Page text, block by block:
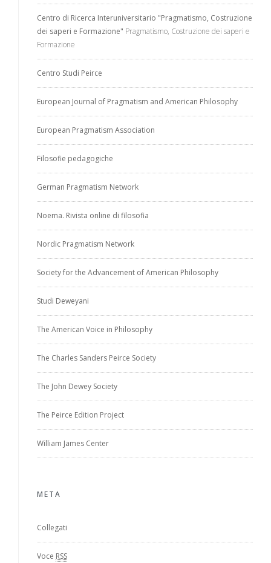
Centro di Ricerca Interuniversitario "Pragmatismo, Costruzione
dei saperi e Formazione" Pragmatismo, Costruzione dei saperi e
Formazione
Centro Studi Peirce
European Journal of Pragmatism and American Philosophy
European Pragmatism Association
Filosofie pedagogiche
German Pragmatism Network
Noema. Rivista online di filosofia
Nordic Pragmatism Network
Society for the Advancement of American Philosophy
Studi Deweyani
The American Voice in Philosophy
The Charles Sanders Peirce Society
The John Dewey Society
The Peirce Edition Project
William James Center
META
Collegati
Voce RSS